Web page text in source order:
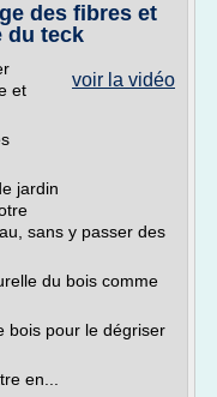
des fibres et
du teck
voir la vidéo
et
jardin
sans y passer des
du bois comme
bois pour le dégriser
en...